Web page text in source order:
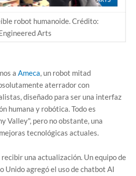
robot humanoide. Crédito:
Arts
a Ameca, un robot mitad
aterrador con
diseñado para ser una interfaz
humana y robótica. Todo es
Valley", pero no obstante, una
tecnológicas actuales.
recibir una actualización. Un equipo de
Unido agregó el uso de chatbot AI